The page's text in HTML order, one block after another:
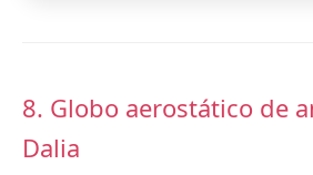
8. Globo aerostático de
Dalia